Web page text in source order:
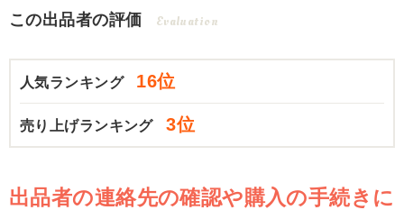
この出品者の評価 Evaluation
人気ランキング 16位
売り上げランキング 3位
出品者の連絡先の確認や購入の手続きに